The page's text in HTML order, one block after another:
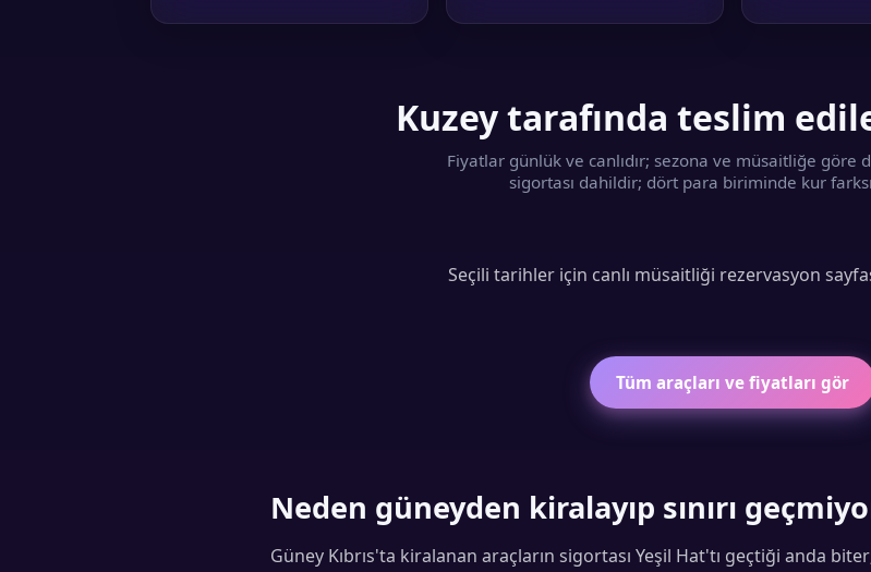
Kuzey tarafında teslim
Fiyatlar günlük ve canlıdır; sezona ve müsaitliğe göre
sigortası dahildir; dört para biriminde kur
Seçili tarihler için canlı müsaitliği rezervasyon
Tüm araçları ve fiyatları gör
Neden güneyden kiralayıp sınırı
Güney Kıbrıs'ta kiralanan araçların sigortası Yeşil Hat'tı geçtiği anda